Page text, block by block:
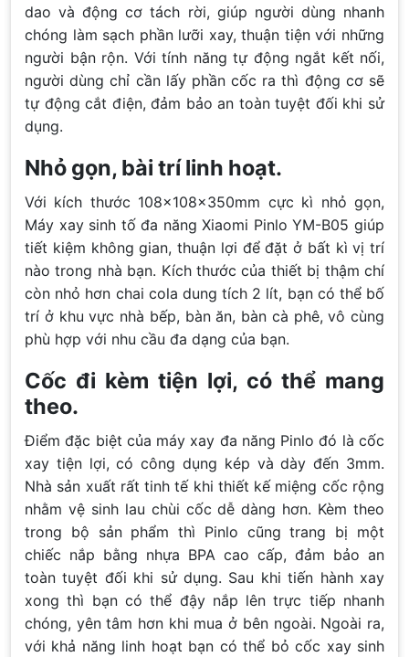
dao và động cơ tách rời, giúp người dùng nhanh
chóng làm sạch phần lưỡi xay, thuận tiện với những
người bận rộn. Với tính năng tự động ngắt kết nối,
người dùng chỉ cần lấy phần cốc ra thì động cơ sẽ
tự động cắt điện, đảm bảo an toàn tuyệt đối khi sử
dụng.
Nhỏ gọn, bài trí linh hoạt.
Với kích thước 108x108x350mm cực kì nhỏ gọn,
Máy xay sinh tố đa năng Xiaomi Pinlo YM-B05 giúp
tiết kiệm không gian, thuận lợi để đặt ở bất kì vị trí
nào trong nhà bạn. Kích thước của thiết bị thậm chí
còn nhỏ hơn chai cola dung tích 2 lít, bạn có thể bố
trí ở khu vực nhà bếp, bàn ăn, bàn cà phê, vô cùng
phù hợp với nhu cầu đa dạng của bạn.
Cốc đi kèm tiện lợi, có thể mang
theo.
Điểm đặc biệt của máy xay đa năng Pinlo đó là cốc
xay tiện lợi, có công dụng kép và dày đến 3mm.
Nhà sản xuất rất tinh tế khi thiết kế miệng cốc rộng
nhằm vệ sinh lau chùi cốc dễ dàng hơn. Kèm theo
trong bộ sản phẩm thì Pinlo cũng trang bị một
chiếc nắp bằng nhựa BPA cao cấp, đảm bảo an
toàn tuyệt đối khi sử dụng. Sau khi tiến hành xay
xong thì bạn có thể đậy nắp lên trực tiếp nhanh
chóng, yên tâm hơn khi mua ở bên ngoài. Ngoài ra,
với khả năng linh hoạt bạn có thể bỏ cốc xay sinh